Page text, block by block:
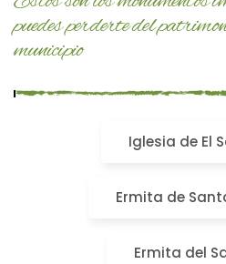
puedes perderte del
municipio
Iglesia de El
Ermita de
Ermita del